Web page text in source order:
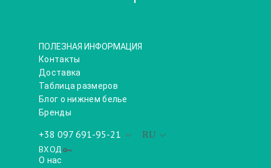
ПОЛЕЗНАЯ ИНФОРМАЦИЯ
Контакты
Доставка
Таблица размеров
Блог о нижнем белье
Бренды
RU
+38 097 691-95-21
ВХОД
О нас